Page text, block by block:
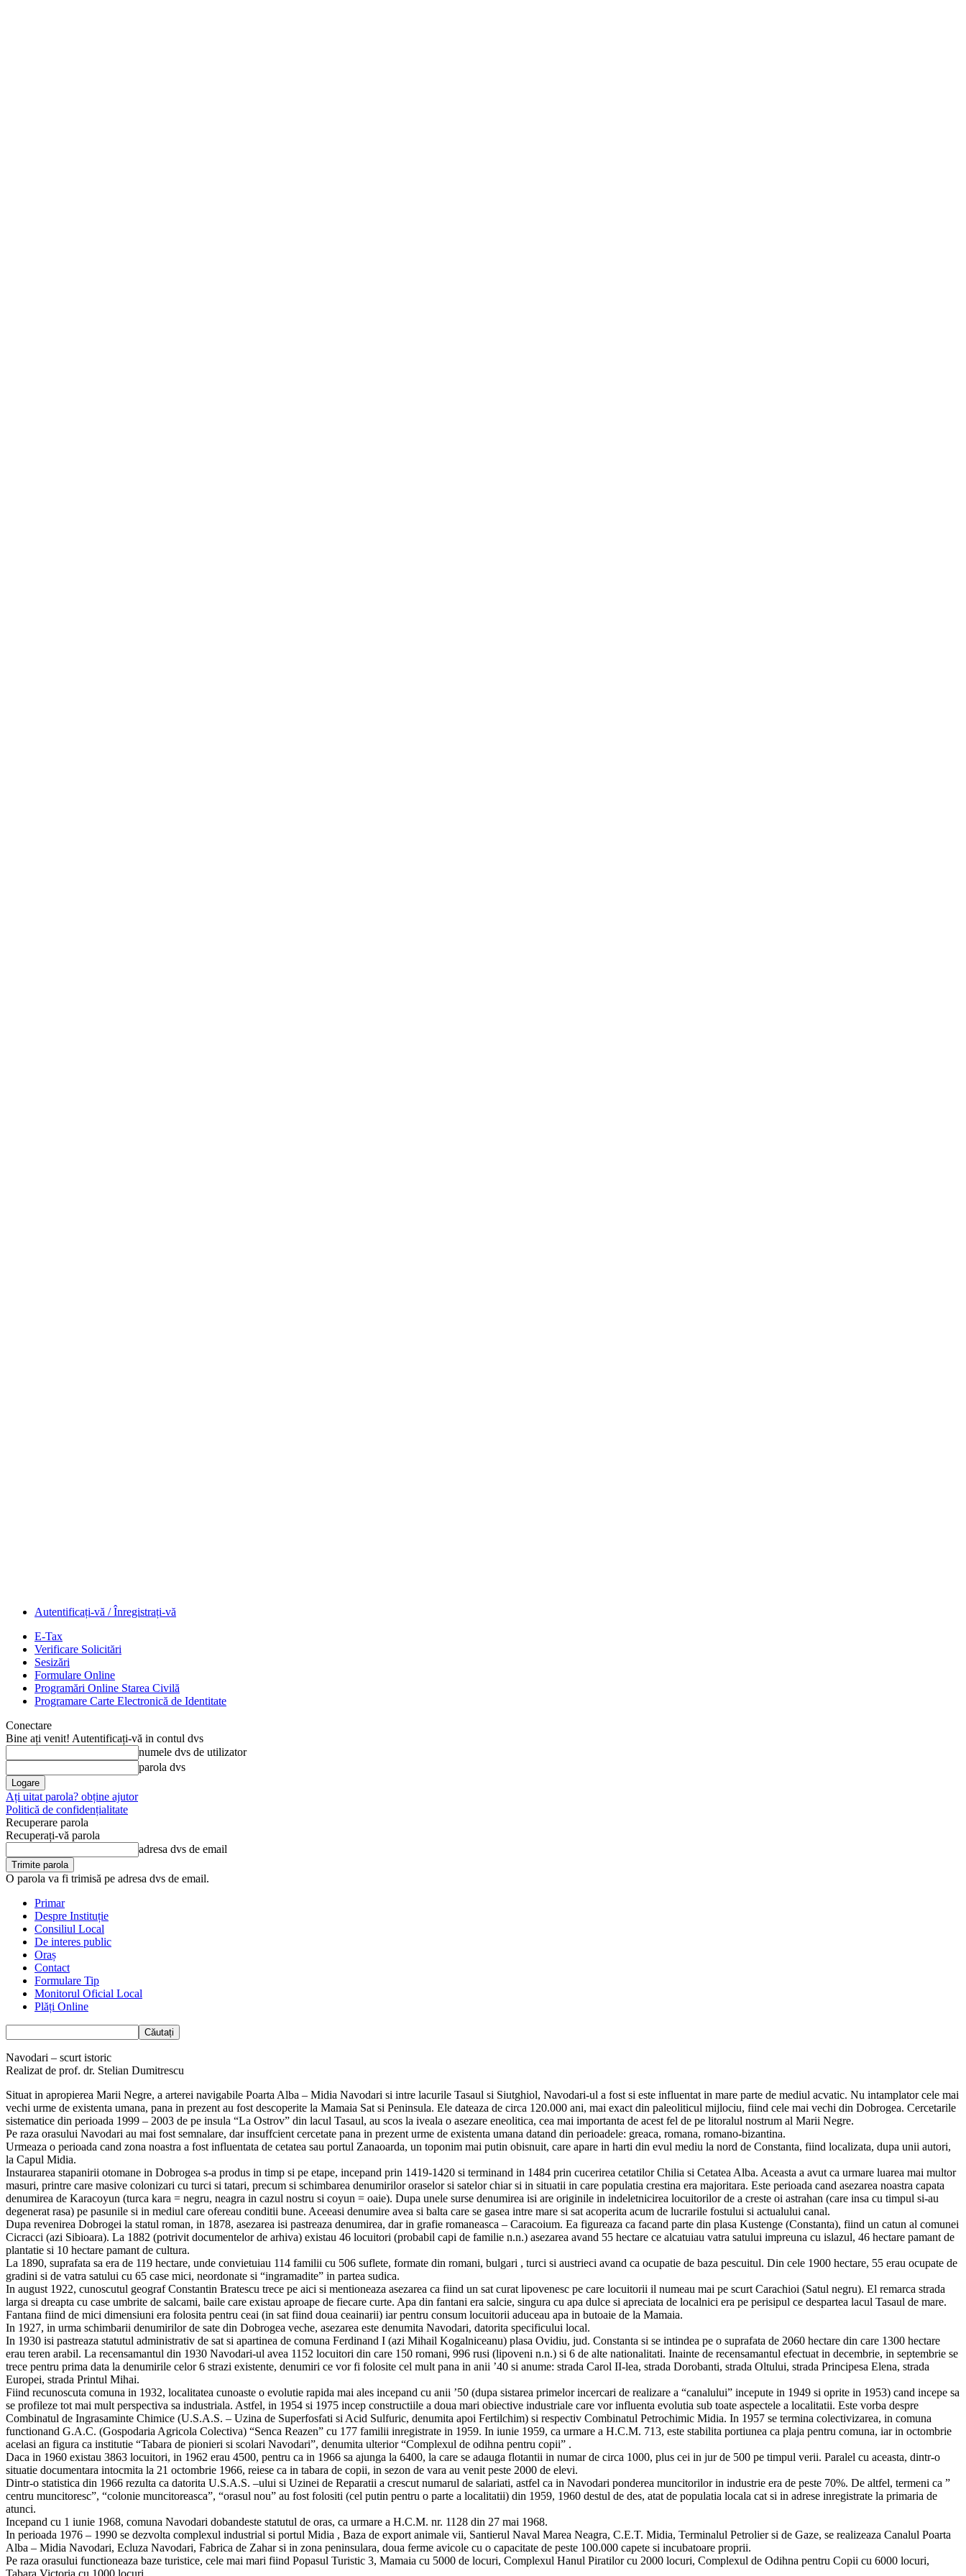
Autentificați-vă / Înregistrați-vă
E-Tax
Verificare Solicitări
Sesizări
Formulare Online
Programări Online Starea Civilă
Programare Carte Electronică de Identitate
Conectare
Bine ați venit! Autentificați-vă in contul dvs
numele dvs de utilizator
parola dvs
Ați uitat parola? obține ajutor
Politică de confidențialitate
Recuperare parola
Recuperați-vă parola
adresa dvs de email
O parola va fi trimisă pe adresa dvs de email.
Primar
Despre Instituție
Consiliul Local
De interes public
Oraș
Contact
Formulare Tip
Monitorul Oficial Local
Plăți Online
Navodari – scurt istoric
Realizat de prof. dr. Stelian Dumitrescu
Situat in apropierea Marii Negre, a arterei navigabile Poarta Alba – Midia Navodari si intre lacurile Tasaul si Siutghiol, Navodari-ul a fost si este influentat in mare parte de mediul acvatic. Nu intamplator cele mai
vechi urme de existenta umana, pana in prezent au fost descoperite la Mamaia Sat si Peninsula. Ele dateaza de circa 120.000 ani, mai exact din paleoliticul mijlociu, fiind cele mai vechi din Dobrogea. Cercetarile
sistematice din perioada 1999 – 2003 de pe insula “La Ostrov” din lacul Tasaul, au scos la iveala o asezare eneolitica, cea mai importanta de acest fel de pe litoralul nostrum al Marii Negre.
Pe raza orasului Navodari au mai fost semnalare, dar insuffcient cercetate pana in prezent urme de existenta umana datand din perioadele: greaca, romana, romano-bizantina.
Urmeaza o perioada cand zona noastra a fost influentata de cetatea sau portul Zanaoarda, un toponim mai putin obisnuit, care apare in harti din evul mediu la nord de Constanta, fiind localizata, dupa unii autori,
la Capul Midia.
Instaurarea stapanirii otomane in Dobrogea s-a produs in timp si pe etape, incepand prin 1419-1420 si terminand in 1484 prin cucerirea cetatilor Chilia si Cetatea Alba. Aceasta a avut ca urmare luarea mai multor
masuri, printre care masive colonizari cu turci si tatari, precum si schimbarea denumirilor oraselor si satelor chiar si in situatii in care populatia crestina era majoritara. Este perioada cand asezarea noastra capata
denumirea de Karacoyun (turca kara = negru, neagra in cazul nostru si coyun = oaie). Dupa unele surse denumirea isi are originile in indeletnicirea locuitorilor de a creste oi astrahan (care insa cu timpul si-au
degenerat rasa) pe pasunile si in mediul care ofereau conditii bune. Aceeasi denumire avea si balta care se gasea intre mare si sat acoperita acum de lucrarile fostului si actualului canal.
Dupa revenirea Dobrogei la statul roman, in 1878, asezarea isi pastreaza denumirea, dar in grafie romaneasca – Caracoium. Ea figureaza ca facand parte din plasa Kustenge (Constanta), fiind un catun al comunei
Cicracci (azi Sibioara). La 1882 (potrivit documentelor de arhiva) existau 46 locuitori (probabil capi de familie n.n.) asezarea avand 55 hectare ce alcatuiau vatra satului impreuna cu islazul, 46 hectare pamant de
plantatie si 10 hectare pamant de cultura.
La 1890, suprafata sa era de 119 hectare, unde convietuiau 114 familii cu 506 suflete, formate din romani, bulgari , turci si austrieci avand ca ocupatie de baza pescuitul. Din cele 1900 hectare, 55 erau ocupate de
gradini si de vatra satului cu 65 case mici, neordonate si “ingramadite” in partea sudica.
In august 1922, cunoscutul geograf Constantin Bratescu trece pe aici si mentioneaza asezarea ca fiind un sat curat lipovenesc pe care locuitorii il numeau mai pe scurt Carachioi (Satul negru). El remarca strada
larga si dreapta cu case umbrite de salcami, baile care existau aproape de fiecare curte. Apa din fantani era salcie, singura cu apa dulce si apreciata de localnici era pe perisipul ce despartea lacul Tasaul de mare.
Fantana fiind de mici dimensiuni era folosita pentru ceai (in sat fiind doua ceainarii) iar pentru consum locuitorii aduceau apa in butoaie de la Mamaia.
In 1927, in urma schimbarii denumirilor de sate din Dobrogea veche, asezarea este denumita Navodari, datorita specificului local.
In 1930 isi pastreaza statutul administrativ de sat si apartinea de comuna Ferdinand I (azi Mihail Kogalniceanu) plasa Ovidiu, jud. Constanta si se intindea pe o suprafata de 2060 hectare din care 1300 hectare
erau teren arabil. La recensamantul din 1930 Navodari-ul avea 1152 locuitori din care 150 romani, 996 rusi (lipoveni n.n.) si 6 de alte nationalitati. Inainte de recensamantul efectuat in decembrie, in septembrie se
trece pentru prima data la denumirile celor 6 strazi existente, denumiri ce vor fi folosite cel mult pana in anii ’40 si anume: strada Carol II-lea, strada Dorobanti, strada Oltului, strada Principesa Elena, strada
Europei, strada Printul Mihai.
Fiind recunoscuta comuna in 1932, localitatea cunoaste o evolutie rapida mai ales incepand cu anii ’50 (dupa sistarea primelor incercari de realizare a “canalului” incepute in 1949 si oprite in 1953) cand incepe sa
se profileze tot mai mult perspectiva sa industriala. Astfel, in 1954 si 1975 incep constructiile a doua mari obiective industriale care vor influenta evolutia sub toate aspectele a localitatii. Este vorba despre
Combinatul de Ingrasaminte Chimice (U.S.A.S. – Uzina de Superfosfati si Acid Sulfuric, denumita apoi Fertilchim) si respectiv Combinatul Petrochimic Midia. In 1957 se termina colectivizarea, in comuna
functionand G.A.C. (Gospodaria Agricola Colectiva) “Senca Reazen” cu 177 familii inregistrate in 1959. In iunie 1959, ca urmare a H.C.M. 713, este stabilita portiunea ca plaja pentru comuna, iar in octombrie
acelasi an figura ca institutie “Tabara de pionieri si scolari Navodari”, denumita ulterior “Complexul de odihna pentru copii” .
Daca in 1960 existau 3863 locuitori, in 1962 erau 4500, pentru ca in 1966 sa ajunga la 6400, la care se adauga flotantii in numar de circa 1000, plus cei in jur de 500 pe timpul verii. Paralel cu aceasta, dintr-o
situatie documentara intocmita la 21 octombrie 1966, reiese ca in tabara de copii, in sezon de vara au venit peste 2000 de elevi.
Dintr-o statistica din 1966 rezulta ca datorita U.S.A.S. –ului si Uzinei de Reparatii a crescut numarul de salariati, astfel ca in Navodari ponderea muncitorilor in industrie era de peste 70%. De altfel, termeni ca ”
centru muncitoresc”, “colonie muncitoreasca”, “orasul nou” au fost folositi (cel putin pentru o parte a localitatii) din 1959, 1960 destul de des, atat de populatia locala cat si in adrese inregistrate la primaria de
atunci.
Incepand cu 1 iunie 1968, comuna Navodari dobandeste statutul de oras, ca urmare a H.C.M. nr. 1128 din 27 mai 1968.
In perioada 1976 – 1990 se dezvolta complexul industrial si portul Midia , Baza de export animale vii, Santierul Naval Marea Neagra, C.E.T. Midia, Terminalul Petrolier si de Gaze, se realizeaza Canalul Poarta
Alba – Midia Navodari, Ecluza Navodari, Fabrica de Zahar si in zona peninsulara, doua ferme avicole cu o capacitate de peste 100.000 capete si incubatoare proprii.
Pe raza orasului functioneaza baze turistice, cele mai mari fiind Popasul Turistic 3, Mamaia cu 5000 de locuri, Complexul Hanul Piratilor cu 2000 locuri, Complexul de Odihna pentru Copii cu 6000 locuri,
Tabara Victoria cu 1000 locuri.